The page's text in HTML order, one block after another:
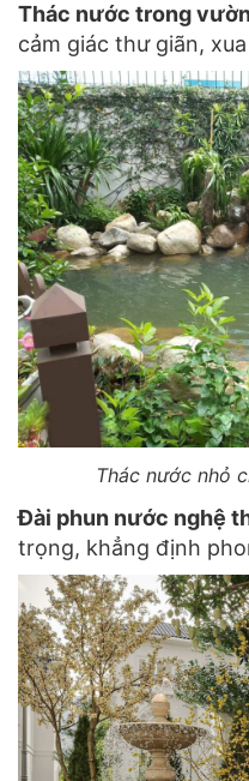
Thác nước trong
cảm giác thư giãn,
Thác nước nhỏ
Đài phun nước nghệ
trọng, khẳng định